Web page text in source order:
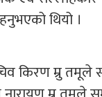
थियो ।
किरण म्रु तमूले